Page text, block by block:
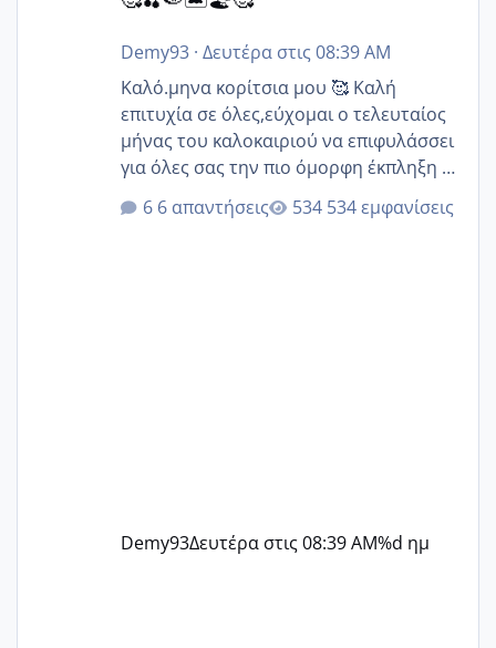
Demy93· Δευτέρα στις 08:39 AM
Καλό.μηνα κορίτσια μου 🥰 Καλή
επιτυχία σε όλες,εύχομαι ο τελευταίος
μήνας του καλοκαιριού να επιφυλάσσει
για όλες σας την πιο όμορφη έκπληξη 🧿
@Elk @Melikara86 @Παρασκευαιδου
@Zenia z @melitiniღ @Christi.D.
6 απαντήσεις 534 εμφανίσεις
Demy93Δευτέρα στις 08:39 AM%d ημ